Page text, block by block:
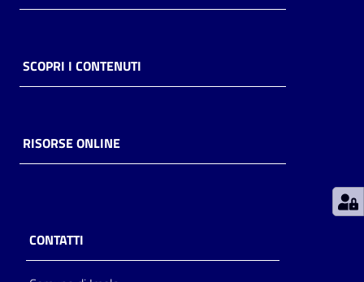
Piani
Decentrate
SCOPRI I CONTENUTI
RISORSE ONLINE
CONTATTI